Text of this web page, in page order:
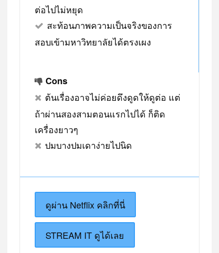
ต่อไปไม่หยุด
สะท้อนภาพความเป็นจริงของการ
สอบเข้ามหาวิทยาลัยได้ตรงเผง
Cons
ต้นเรื่องอาจไม่ค่อยดึงดูดให้ดูต่อ แต่
ถ้าผ่านสองสามตอนแรกไปได้ ก็ติด
เครื่องยาวๆ
ปมบางปมเดาง่ายไปนิด
ดูผ่าน Netflix คลิกที่นี่
STREAM IT ดูได้เลย